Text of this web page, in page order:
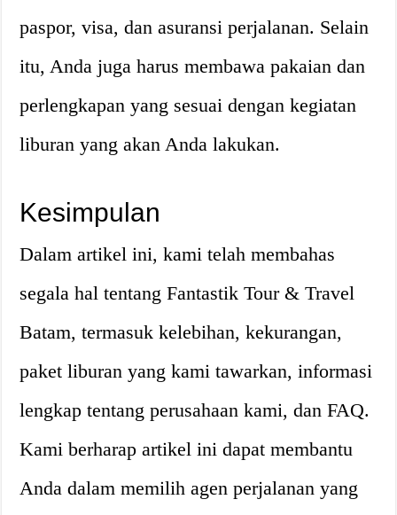
paspor, visa, dan asuransi perjalanan. Selain
itu, Anda juga harus membawa pakaian dan
perlengkapan yang sesuai dengan kegiatan
liburan yang akan Anda lakukan.
Kesimpulan
Dalam artikel ini, kami telah membahas
segala hal tentang Fantastik Tour & Travel
Batam, termasuk kelebihan, kekurangan,
paket liburan yang kami tawarkan, informasi
lengkap tentang perusahaan kami, dan FAQ.
Kami berharap artikel ini dapat membantu
Anda dalam memilih agen perjalanan yang